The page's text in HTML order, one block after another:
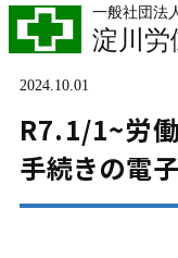
一般社団法
淀川労
2024.10.01
R7.1/1~労
手続きの電